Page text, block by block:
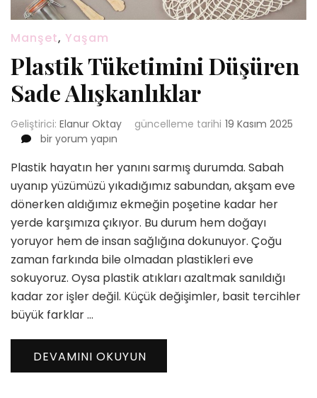
Manşet, Yaşam
Plastik Tüketimini Düşüren
Sade Alışkanlıklar
Geliştirici: Elanur Oktay güncelleme tarihi 19 Kasım 2025
Plastik
Düşüren
Sade
Alışkanlıklar
için
bir yorum yapın
Plastik hayatın her yanını sarmış durumda. Sabah
uyanıp yüzümüzü yıkadığımız sabundan, akşam eve
dönerken aldığımız ekmeğin poşetine kadar her
yerde karşımıza çıkıyor. Bu durum hem doğayı
yoruyor hem de insan sağlığına dokunuyor. Çoğu
zaman farkında bile olmadan plastikleri eve
sokuyoruz. Oysa plastik atıkları azaltmak sanıldığı
kadar zor işler değil. Küçük değişimler, basit tercihler
büyük farklar …
DEVAMINI OKUYUN